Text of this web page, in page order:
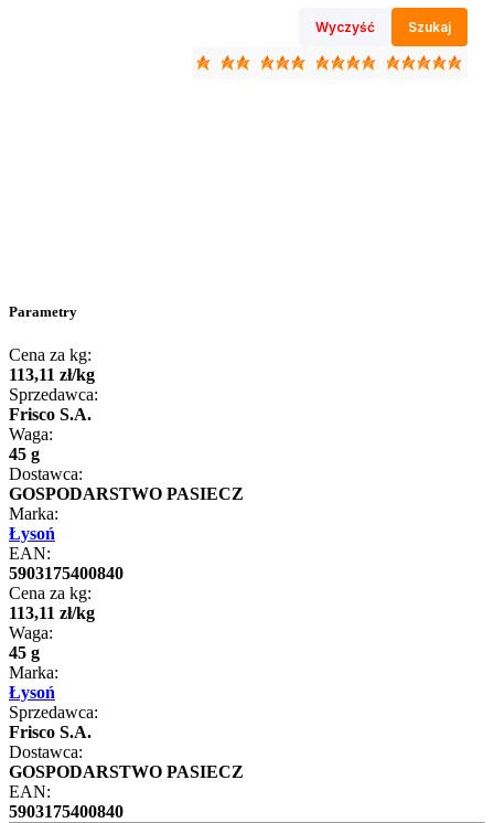
Wyczyść Szukaj
Parametry
Cena za kg:
113,11 zł/kg
Sprzedawca:
Frisco S.A.
Waga:
45 g
Dostawca:
GOSPODARSTWO PASIECZ
Marka:
Łysoń
EAN:
5903175400840
Cena za kg:
113,11 zł/kg
Waga:
45 g
Marka:
Łysoń
Sprzedawca:
Frisco S.A.
Dostawca:
GOSPODARSTWO PASIECZ
EAN:
5903175400840